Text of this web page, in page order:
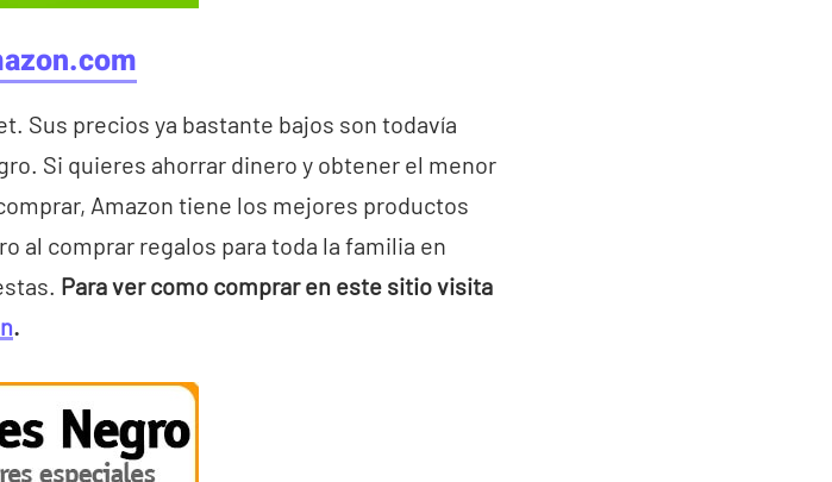
Sus precios ya bastante bajos son todavía
Si quieres ahorrar dinero y obtener el menor
Amazon tiene los mejores productos
al comprar regalos para toda la familia en
Para ver como comprar en este sitio visita
.